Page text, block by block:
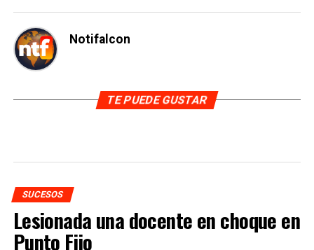
Notifalcon
TE PUEDE GUSTAR
SUCESOS
Lesionada una docente en choque en
Punto Fijo